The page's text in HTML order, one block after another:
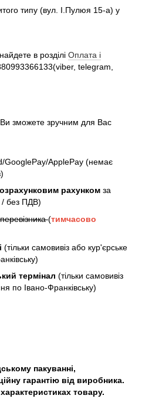
типу (вул. І.Пулюя 15-а) у
в розділі Оплата і
telegram,
зможете зручним для Вас
GooglePay/ApplePay (немає
рахунком за
/ без ПДВ)
(тимчасово
(тільки самовивіз або кур'єрське
термінал (тільки самовивіз
по Івано-Франківську)
пакуванні,
гарантію від виробника.
товару.